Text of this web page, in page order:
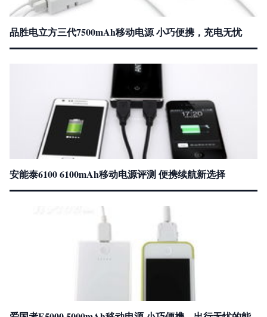
品胜电立方三代7500mAh移动电源 小巧便携，充电无忧
安能泰6100 6100mAh移动电源评测 便携续航新选择